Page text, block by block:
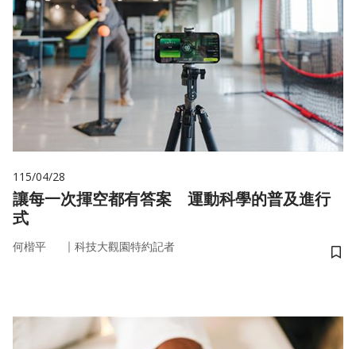
115/04/28
讓每一次揮空都有答案 運動科學的普及進行
式
何楷平 ｜ 科技大觀園特約記者
儲